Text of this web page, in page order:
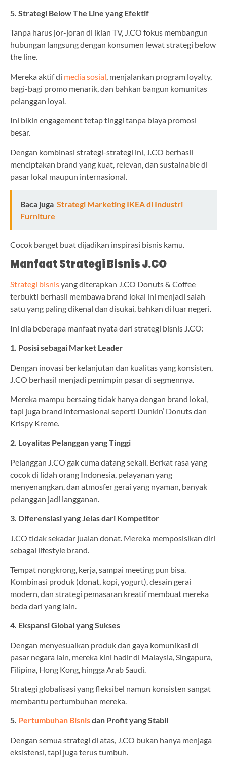
5. Strategi Below The Line yang Efektif
Tanpa harus jor-joran di iklan TV, J.CO fokus membangun
hubungan langsung dengan konsumen lewat strategi below
the line.
Mereka aktif di media sosial, menjalankan program loyalty,
bagi-bagi promo menarik, dan bahkan bangun komunitas
pelanggan loyal.
Ini bikin engagement tetap tinggi tanpa biaya promosi
besar.
Dengan kombinasi strategi-strategi ini, J.CO berhasil
menciptakan brand yang kuat, relevan, dan sustainable di
pasar lokal maupun internasional.
Baca juga Strategi Marketing IKEA di Industri
Furniture
Cocok banget buat dijadikan inspirasi bisnis kamu.
Manfaat Strategi Bisnis J.CO
Strategi bisnisyang diterapkan J.CO Donuts & Coffee
terbukti berhasil membawa brand lokal ini menjadi salah
satu yang paling dikenal dan disukai, bahkan di luar negeri.
Ini dia beberapa manfaat nyata dari strategi bisnis J.CO:
1. Posisi sebagai Market Leader
Dengan inovasi berkelanjutan dan kualitas yang konsisten,
J.CO berhasil menjadi pemimpin pasar di segmennya.
Mereka mampu bersaing tidak hanya dengan brand lokal,
tapi juga brand internasional seperti Dunkin’ Donuts dan
Krispy Kreme.
2. Loyalitas Pelanggan yang Tinggi
Pelanggan J.CO gak cuma datang sekali. Berkat rasa yang
cocok di lidah orang Indonesia, pelayanan yang
menyenangkan, dan atmosfer gerai yang nyaman, banyak
pelanggan jadi langganan.
3. Diferensiasi yang Jelas dari Kompetitor
J.CO tidak sekadar jualan donat. Mereka memposisikan diri
sebagai lifestyle brand.
Tempat nongkrong, kerja, sampai meeting pun bisa.
Kombinasi produk (donat, kopi, yogurt), desain gerai
modern, dan strategi pemasaran kreatif membuat mereka
beda dari yang lain.
4. Ekspansi Global yang Sukses
Dengan menyesuaikan produk dan gaya komunikasi di
pasar negara lain, mereka kini hadir di Malaysia, Singapura,
Filipina, Hong Kong, hingga Arab Saudi.
Strategi globalisasi yang fleksibel namun konsisten sangat
membantu pertumbuhan mereka.
5. Pertumbuhan Bisnisdan Profit yang Stabil
Dengan semua strategi di atas, J.CO bukan hanya menjaga
eksistensi, tapi juga terus tumbuh.